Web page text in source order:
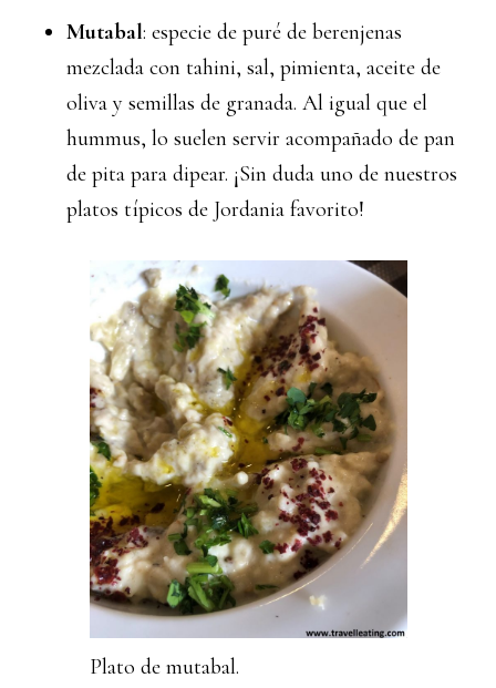
Mutabal: especie de puré de berenjenas
mezclada con tahini, sal, pimienta, aceite de
oliva y semillas de granada. Al igual que el
hummus, lo suelen servir acompañado de pan
de pita para dipear. ¡Sin duda uno de nuestros
platos típicos de Jordania favorito!
Plato de mutabal.